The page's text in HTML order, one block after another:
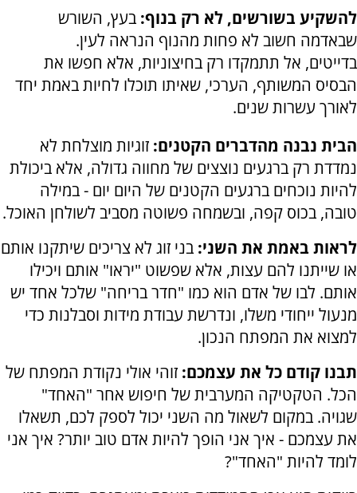
להשקיע בשורשים, לא רק בנוף: בעץ, השורש
שבאדמה חשוב לא פחות מהנוף הנראה לעין.
בדייטים, אל תתמקדו רק בחיצוניות, אלא חפשו את
הבסיס המשותף, הערכי, שאיתו תוכלו לחיות באמת יחד
לאורך עשרות שנים.
הבית נבנה מהדברים הקטנים: זוגיות מוצלחת לא
נמדדת רק ברגעים נוצצים של מחווה גדולה, אלא ביכולת
להיות נוכחים ברגעים הקטנים של היום יום - במילה
טובה, בכוס קפה, ובשמחה פשוטה מסביב לשולחן האוכל.
לראות באמת את השני: בני זוג לא צריכים שיתקנו אותם
או שייתנו להם עצות, אלא שפשוט "יראו" אותם ויכילו
אותם. לבו של אדם הוא כמו "חדר בריחה" שלכל אחד יש
מנעול ייחודי משלו, ונדרשת עבודת מידות וסבלנות כדי
למצוא את המפתח הנכון.
תבנו קודם כל את עצמכם: זוהי אולי נקודת המפתח של
הכל. הטקטיקה המערבית של חיפוש אחר "האחד"
שגויה. במקום לשאול מה השני יכול לספק לכם, תשאלו
את עצמכם - איך אני הופך להיות אדם טוב יותר? איך אני
לומד להיות "האחד"?